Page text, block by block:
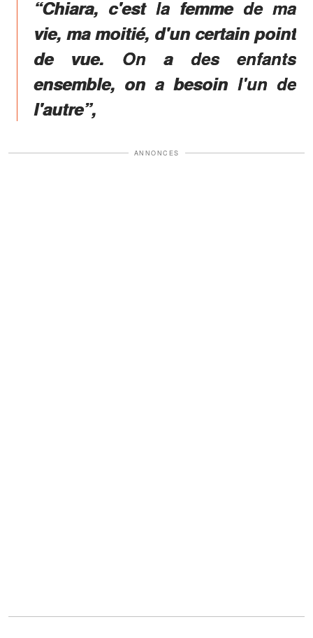
“Chiara, c'est la femme de ma
vie, ma moitié, d'un certain point
de vue. On a des enfants
ensemble, on a besoin l'un de
l'autre”,
ANNONCES